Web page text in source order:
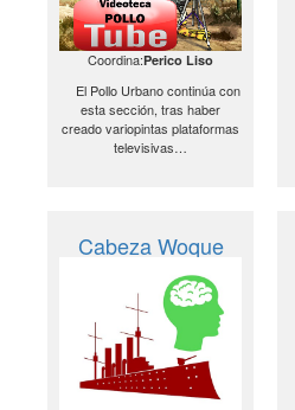
Coordina:Perico Liso
El Pollo Urbano continúa con
esta sección, tras haber
creado variopintas plataformas
televisivas…
Cabeza Woque